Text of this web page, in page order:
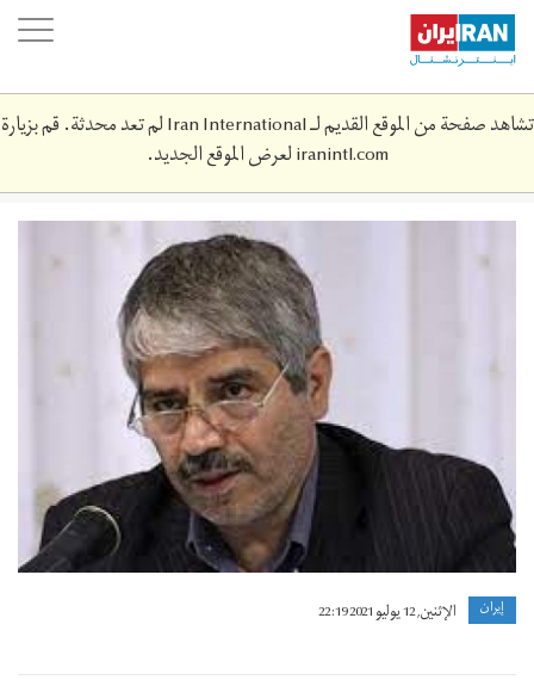
Skip
main
content
تشاهد صفحة من الموقع القديم لـ Iran International لم تعد محدثة. قم بزيارة
iranintl.comلعرض الموقع الجديد.
download_1.jpeg
إيران الإثنين, 12 يوليو 2021 22:19